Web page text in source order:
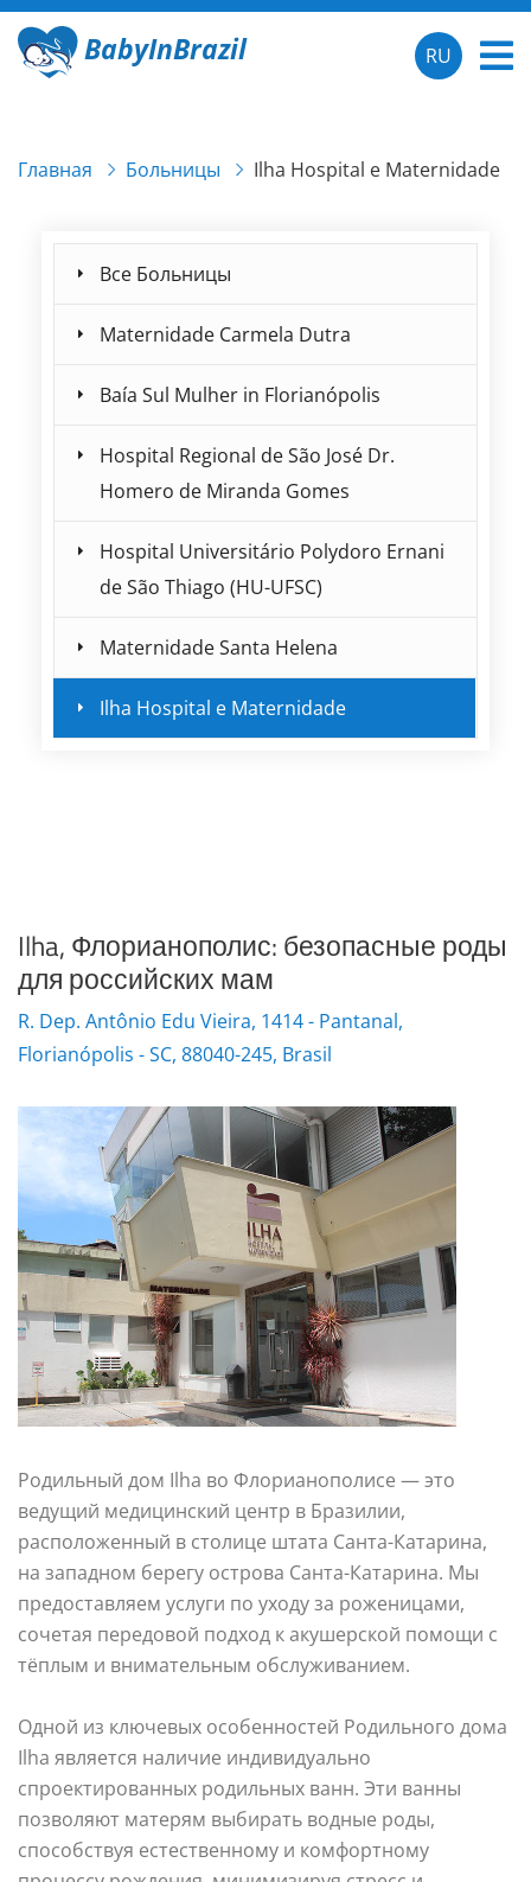
BabyInBrazil RU
Главная Больницы Ilha Hospital e Maternidade
Ilha, Флорианополис: безопасные роды
для российских мам
R. Dep. Antônio Edu Vieira, 1414 - Pantanal,
Florianópolis - SC, 88040-245, Brasil
Родильный дом Ilha во Флорианополисе — это
ведущий медицинский центр в Бразилии,
расположенный в столице штата Санта-Катарина,
на западном берегу острова Санта-Катарина. Мы
предоставляем услуги по уходу за роженицами,
сочетая передовой подход к акушерской помощи с
тёплым и внимательным обслуживанием.
Одной из ключевых особенностей Родильного дома
Ilha является наличие индивидуально
спроектированных родильных ванн. Эти ванны
позволяют матерям выбирать водные роды,
способствуя естественному и комфортному
Все Больницы
Maternidade Carmela Dutra
Baía Sul Mulher in Florianópolis
Hospital Regional de São José Dr.
Homero de Miranda Gomes
Hospital Universitário Polydoro Ernani
de São Thiago (HU-UFSC)
Maternidade Santa Helena
Ilha Hospital e Maternidade